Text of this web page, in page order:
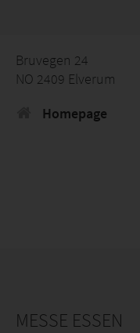
Bruvegen 24
NO 2409 Elverum
Homepage
MESSE ESSEN